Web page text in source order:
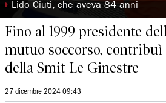
◗ Lido Ciuti, che aveva 84 anni
Fino al 1999 presidente
mutuo soccorso,
della Smit Le Ginestre
27 dicembre 2024 09:43